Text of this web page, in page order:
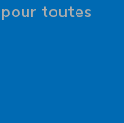
toutes